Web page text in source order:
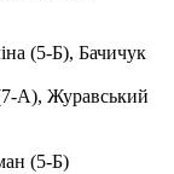
(5-Б), Бачичук
А), Журавський
(5-Б)